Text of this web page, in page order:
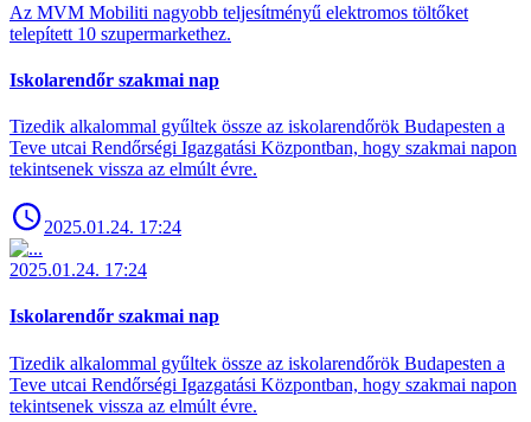
Az MVM Mobiliti nagyobb teljesítményű elektromos töltőket
telepített 10 szupermarkethez.
Iskolarendőr szakmai nap
Tizedik alkalommal gyűltek össze az iskolarendőrök Budapesten a
Teve utcai Rendőrségi Igazgatási Központban, hogy szakmai napon
tekintsenek vissza az elmúlt évre.
2025.01.24. 17:24
2025.01.24. 17:24
Iskolarendőr szakmai nap
Tizedik alkalommal gyűltek össze az iskolarendőrök Budapesten a
Teve utcai Rendőrségi Igazgatási Központban, hogy szakmai napon
tekintsenek vissza az elmúlt évre.